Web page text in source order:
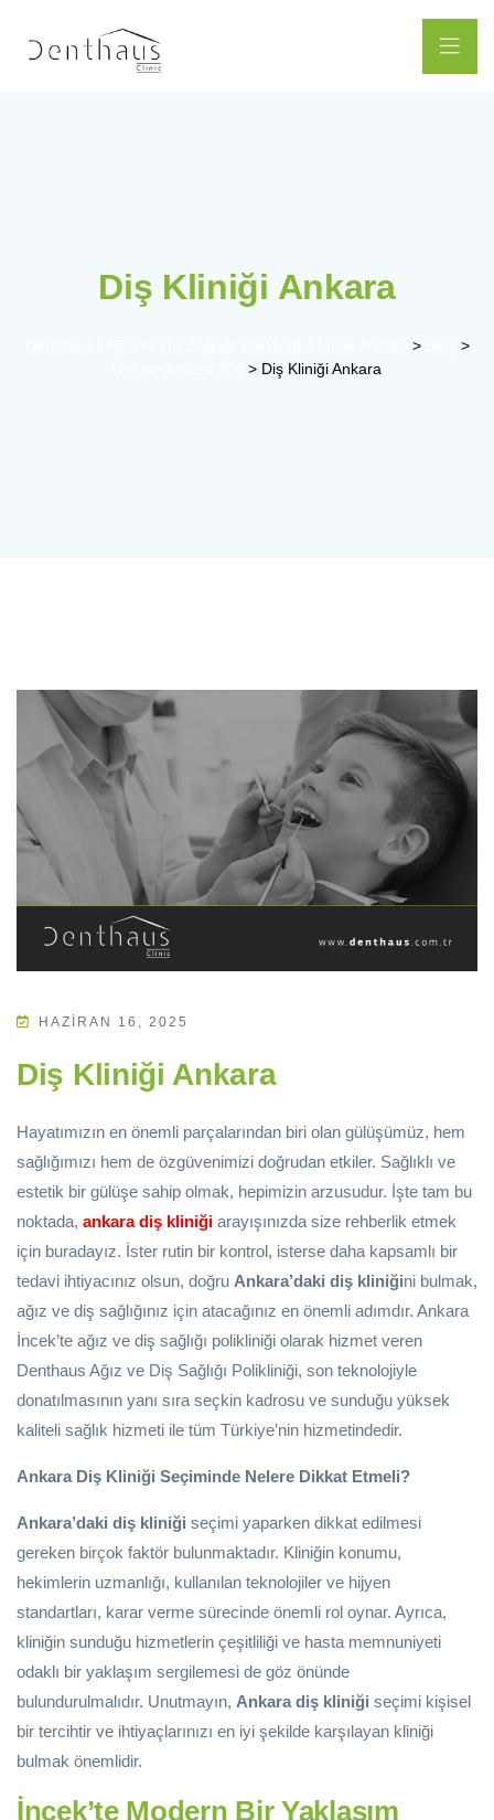
Diş Kliniği Ankara
>
>
> Diş Kliniği Ankara
HAZIRAN 16, 2025
Diş Kliniği Ankara
Hayatımızın en önemli parçalarından biri olan gülüşümüz, hem
sağlığımızı hem de özgüvenimizi doğrudan etkiler. Sağlıklı ve
estetik bir gülüşe sahip olmak, hepimizin arzusudur. İşte tam bu
noktada, ankara diş kliniği arayışınızda size rehberlik etmek
için buradayız. İster rutin bir kontrol, isterse daha kapsamlı bir
tedavi ihtiyacınız olsun, doğru Ankara’daki diş kliniğini bulmak,
ağız ve diş sağlığınız için atacağınız en önemli adımdır. Ankara
İncek’te ağız ve diş sağlığı polikliniği olarak hizmet veren
Denthaus Ağız ve Diş Sağlığı Polikliniği, son teknolojiyle
donatılmasının yanı sıra seçkin kadrosu ve sunduğu yüksek
kaliteli sağlık hizmeti ile tüm Türkiye’nin hizmetindedir.
Ankara Diş Kliniği Seçiminde Nelere Dikkat Etmeli?
Ankara’daki diş kliniği seçimi yaparken dikkat edilmesi
gereken birçok faktör bulunmaktadır. Kliniğin konumu,
hekimlerin uzmanlığı, kullanılan teknolojiler ve hijyen
standartları, karar verme sürecinde önemli rol oynar. Ayrıca,
kliniğin sunduğu hizmetlerin çeşitliliği ve hasta memnuniyeti
odaklı bir yaklaşım sergilemesi de göz önünde
bulundurulmalıdır. Unutmayın, Ankara diş kliniği seçimi kişisel
bir tercihtir ve ihtiyaçlarınızı en iyi şekilde karşılayan kliniği
bulmak önemlidir.
İncek’te Modern Bir Yaklaşım